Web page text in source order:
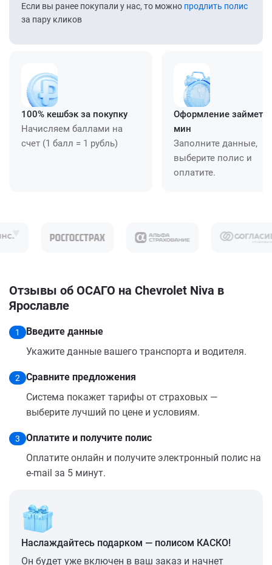
Если вы ранее покупали у нас, то можно продлить полис
за пару кликов
100% кешбэк за покупку
Начисляем баллами на
счет (1 балл = 1 рубль)
Оформление займет
мин
Заполните данные,
выберите полис и
оплатите.
Отзывы об ОСАГО на Chevrolet Niva в
Ярославле
1
Введите данные
Укажите данные вашего транспорта и водителя.
2
Сравните предложения
Система покажет тарифы от страховых —
выберите лучший по цене и условиям.
3
Оплатите и получите полис
Оплатите онлайн и получите электронный полис на
e-mail за 5 минут.
Наслаждайтесь подарком — полисом КАСКО!
Он будет уже включен в ваш заказ и начнет